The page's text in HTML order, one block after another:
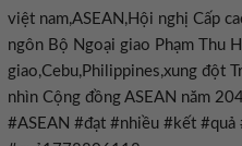
việt nam,ASEAN,Hội nghị Cấp
ngôn Bộ Ngoại giao Phạm Thu
giao,Cebu,Philippines,xung đột
nhìn Cộng đồng ASEAN năm
#ASEAN #đạt #nhiều #kết